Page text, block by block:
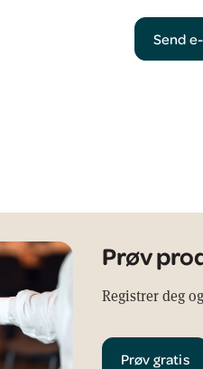
Send
Prøv
Registrer deg
Prøv gratis